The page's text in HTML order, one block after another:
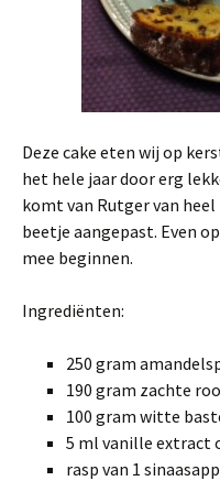
Deze cake eten wij op
het hele jaar door erg
komt van Rutger van
beetje aangepast. Even
mee beginnen.
Ingrediënten:
250 gram
190 gram zachte
100 gram witte
5 ml vanille extract
rasp van 1